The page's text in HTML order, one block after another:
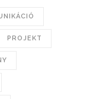
PROJEKT